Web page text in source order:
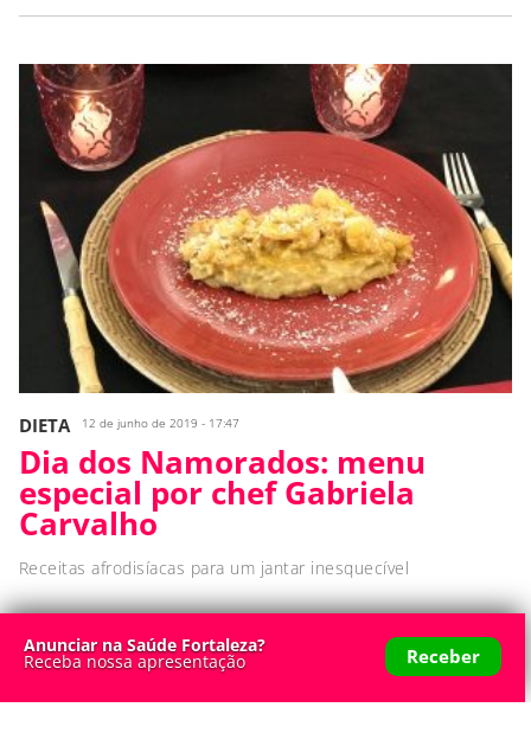
Anunciar na Saúde Fortaleza?
Receba nossa apresentação Receber
DIETA 12 de junho de 2019 - 17:47
Dia dos Namorados: menu
especial por chef Gabriela
Carvalho
Receitas afrodisíacas para um jantar inesquecível